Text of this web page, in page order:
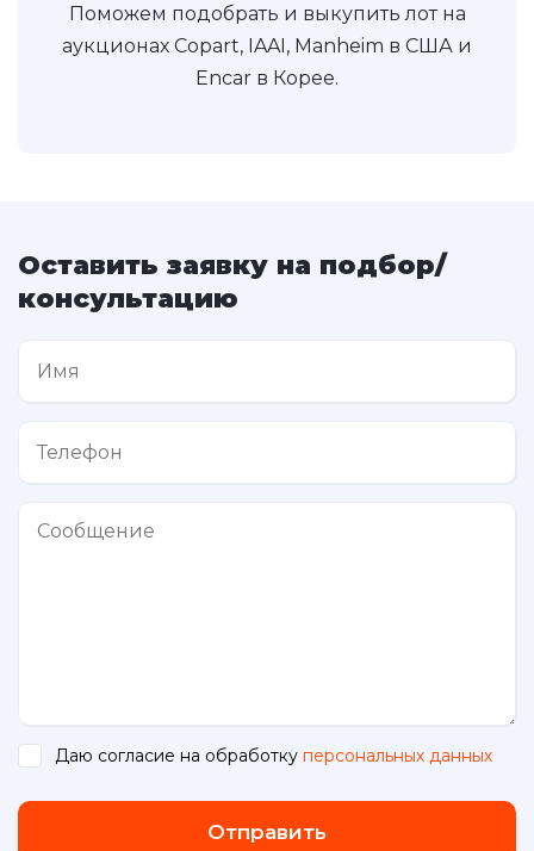
Поможем подобрать и выкупить лот на
аукционах Copart, IAAI, Manheim в США и
Encar в Корее.
Оставить заявку на подбор/
консультацию
Даю согласие на обработку персональных данных
Отправить